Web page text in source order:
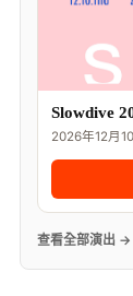
Slowdive
2026年12月
查看全部演出 →